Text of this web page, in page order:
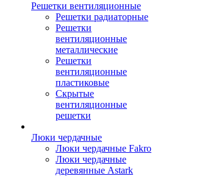
Решетки вентиляционные
Решетки радиаторные
Решетки
вентиляционные
металлические
Решетки
вентиляционные
пластиковые
Скрытые
вентиляционные
решетки
Люки чердачные
Люки чердачные Fakro
Люки чердачные
деревянные Astark